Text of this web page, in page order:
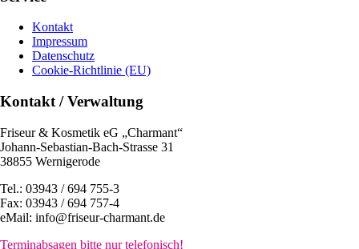
Kontakt
Impressum
Datenschutz
Cookie-Richtlinie (EU)
Kontakt / Verwaltung
Friseur & Kosmetik eG „Charmant“
Johann-Sebastian-Bach-Strasse 31
38855 Wernigerode
Tel.: 03943 / 694 755-3
Fax: 03943 / 694 757-4
eMail: info@friseur-charmant.de
Terminabsagen bitte nur telefonisch!